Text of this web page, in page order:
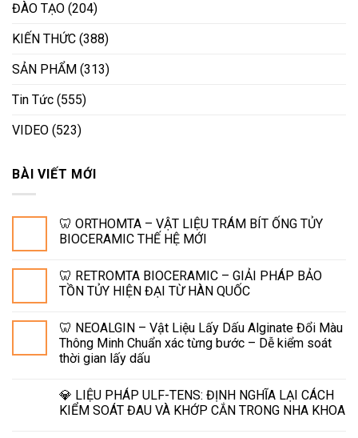
ĐÀO TẠO (204)
KIẾN THỨC (388)
SẢN PHẨM (313)
Tin Tức (555)
VIDEO (523)
BÀI VIẾT MỚI
🦷 ORTHOMTA – VẬT LIỆU TRÁM BÍT ỐNG TỦY
BIOCERAMIC THẾ HỆ MỚI
🦷 RETROMTA BIOCERAMIC – GIẢI PHÁP BẢO
TỒN TỦY HIỆN ĐẠI TỪ HÀN QUỐC
🦷 NEOALGIN – Vật Liệu Lấy Dấu Alginate Đổi Màu
Thông Minh Chuẩn xác từng bước – Dễ kiểm soát
thời gian lấy dấu
💎 LIỆU PHÁP ULF-TENS: ĐỊNH NGHĨA LẠI CÁCH
KIỂM SOÁT ĐAU VÀ KHỚP CẮN TRONG NHA KHOA